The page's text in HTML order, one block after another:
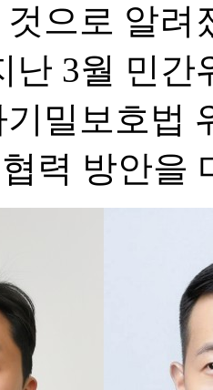
으로 알려
난 3월 민
밀보호법
력 방안을